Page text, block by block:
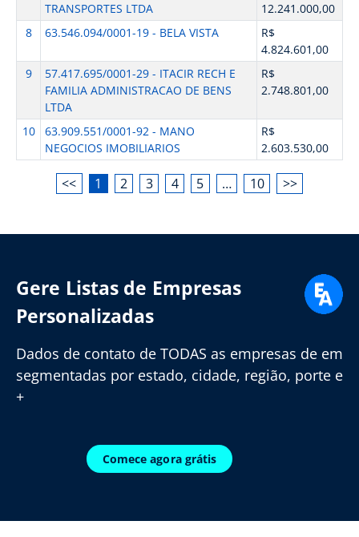
TRANSPORTES LTDA
12.241.000,00
8
63.546.094/0001-19 - BELA VISTA
R$
4.824.601,00
9
57.417.695/0001-29 - ITACIR RECH E
FAMILIA ADMINISTRACAO DE BENS
LTDA
R$
2.748.801,00
10
63.909.551/0001-92 - MANO
NEGOCIOS IMOBILIARIOS
R$
2.603.530,00
<< 1 2 3 4 5 … 10 >>
Gere Listas de Empresas
Personalizadas
Dados de contato de TODAS as empresas de em
segmentadas por estado, cidade, região, porte e
+
Comece agora grátis